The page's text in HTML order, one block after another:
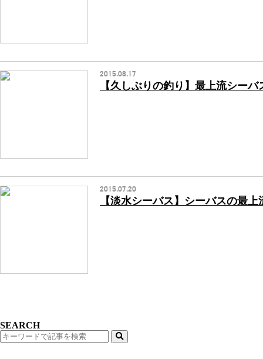
2015.08.17
【久しぶりの釣り】最上流シーバ
2015.07.20
【淡水シーバス】シーバスの最
SEARCH
検
索